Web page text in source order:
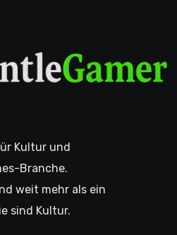
Kultur und
Branche.
weit mehr als ein
sind Kultur.